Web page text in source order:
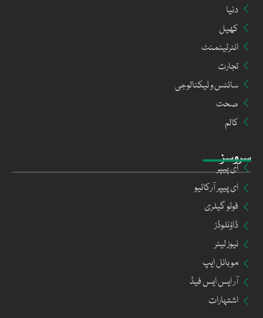
سروسز
ای پیپر
ای پیپر آرکائیو
فوٹو گیلری
ڈاؤنلوڈز
نیوز لیٹر
موبائل ایپ
آر ایس ایس فیڈ
اشتہارات
دنیا
کھیل
انٹرٹینمنٹ
تجارت
سائنس و ٹیکنالوجی
صحت
کالم